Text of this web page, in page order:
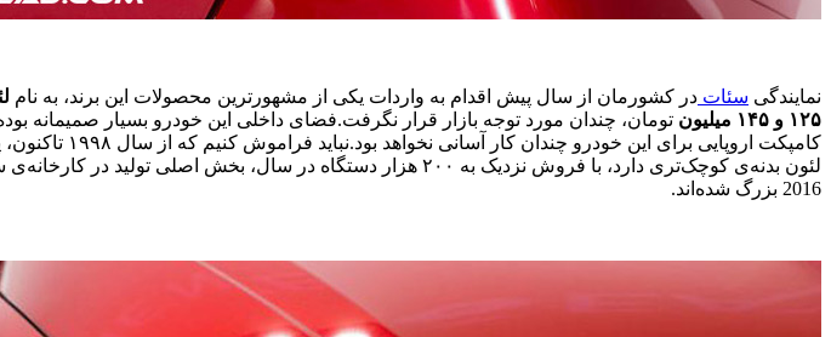
نمایندگی سئات در کشورمان از سال پیش اقدام به واردات یکی از مشهورترین محصولات این برند، به نام
۱۲۵ و ۱۴۵ میلیون
تومان، چندان مورد توجه بازار قرار نگرفت.فضای داخلی این خودرو بسیار صمیمانه
کامپکت اروپایی برای این خودرو چندان کار آسانی نخواهد بود.نباید فراموش کنیم که از سال ۱۹۹۸ تاکنون، پرفروش‌ترین خودروی برند
2016 بزرگ شده‌اند.